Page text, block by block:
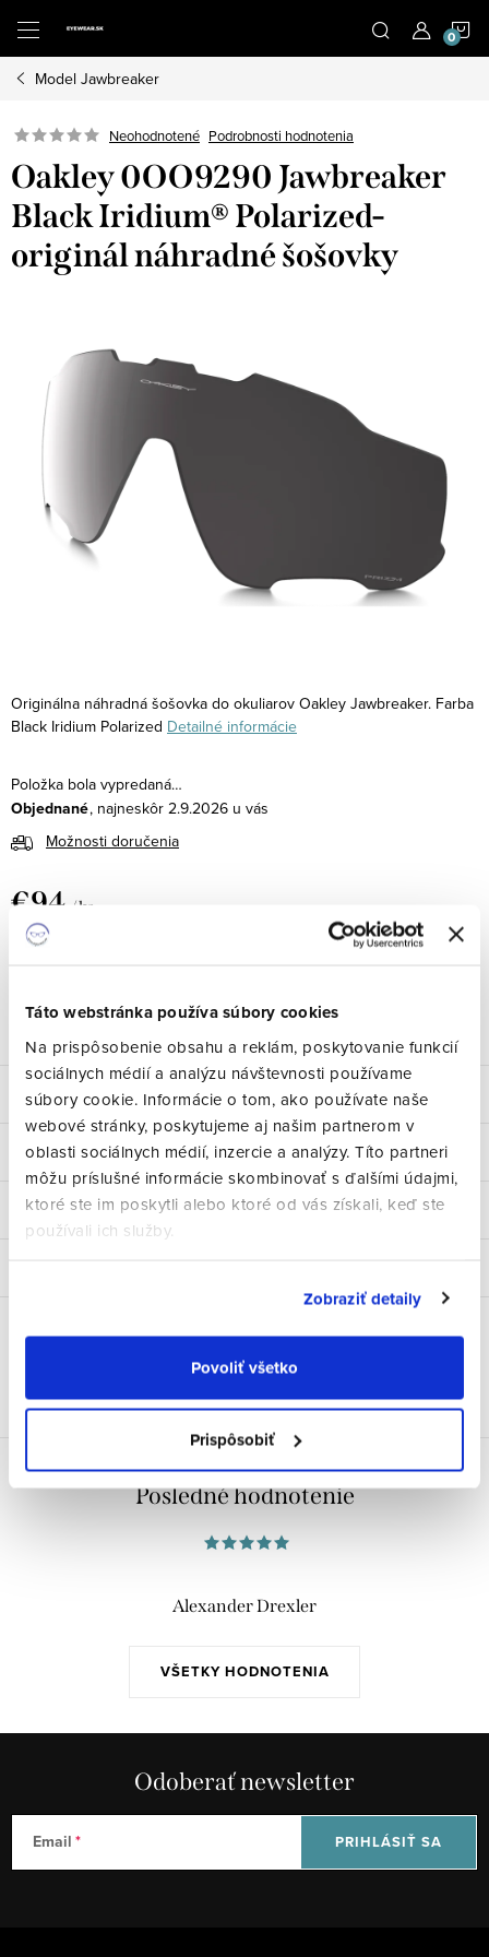
Táto webstránka používa súbory cookies
Na prispôsobenie obsahu a reklám, poskytovanie funkcií
sociálnych médií a analýzu návštevnosti používame
súbory cookie. Informácie o tom, ako používate naše
webové stránky, poskytujeme aj našim partnerom v
oblasti sociálnych médií, inzercie a analýzy. Títo partneri
môžu príslušné informácie skombinovať s ďalšími údajmi,
ktoré ste im poskytli alebo ktoré od vás získali, keď ste
používali ich služby.
Zobraziť detaily
Povoliť všetko
Prispôsobiť
obsah
Model Jawbreaker
Neohodnotené Podrobnosti hodnotenia
Oakley 0OO9290 Jawbreaker
Black Iridium® Polarized-
originál náhradné šošovky
Originálna náhradná šošovka do okuliarov Oakley Jawbreaker. Farba
Black Iridium Polarized Detailné informácie
Položka bola vypredaná…
Objednané
2.9.2026
Možnosti doručenia
€94 / ks
Jednotková
€94 / 1 ks
Opýtať sa
Strážiť Zdieľať
Popis
Parametre produktu
Hodnotenie
Posledné hodnotenie
VŠETKY HODNOTENIA
Alexander Drexler
Odoberať newsletter
Email PRIHLÁSIŤ SA